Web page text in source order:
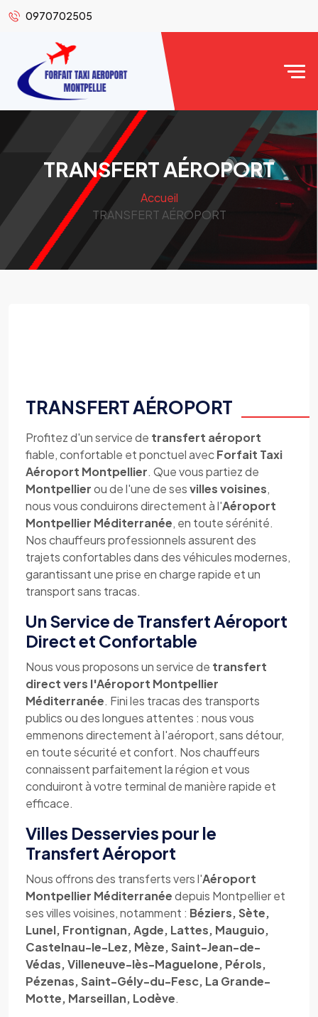
0970702505
TRANSFERT AÉROPORT
Accueil
TRANSFERT AÉROPORT
TRANSFERT AÉROPORT
Profitez d'un service de transfert aéroport
fiable, confortable et ponctuel avecForfait Taxi
Aéroport Montpellier. Que vous partiez de
Montpellierou de l'une de sesvilles voisines,
nous vous conduirons directement à l'Aéroport
Montpellier Méditerranée, en toute sérénité.
Nos chauffeurs professionnels assurent des
trajets confortables dans des véhicules modernes,
garantissant une prise en charge rapide et un
transport sans tracas.
Un Service de Transfert Aéroport
Direct et Confortable
Nous vous proposons un service de transfert
direct vers l'Aéroport Montpellier
Méditerranée. Fini les tracas des transports
publics ou des longues attentes : nous vous
emmenons directement à l'aéroport, sans détour,
en toute sécurité et confort. Nos chauffeurs
connaissent parfaitement la région et vous
conduiront à votre terminal de manière rapide et
efficace.
Villes Desservies pour le
Transfert Aéroport
Nous offrons des transferts vers l'Aéroport
Montpellier Méditerranéedepuis Montpellier et
ses villes voisines, notamment : Béziers, Sète,
Lunel, Frontignan, Agde, Lattes, Mauguio,
Castelnau-le-Lez, Mèze, Saint-Jean-de-
Védas, Villeneuve-lès-Maguelone, Pérols,
Pézenas, Saint-Gély-du-Fesc, La Grande-
Motte, Marseillan, Lodève.